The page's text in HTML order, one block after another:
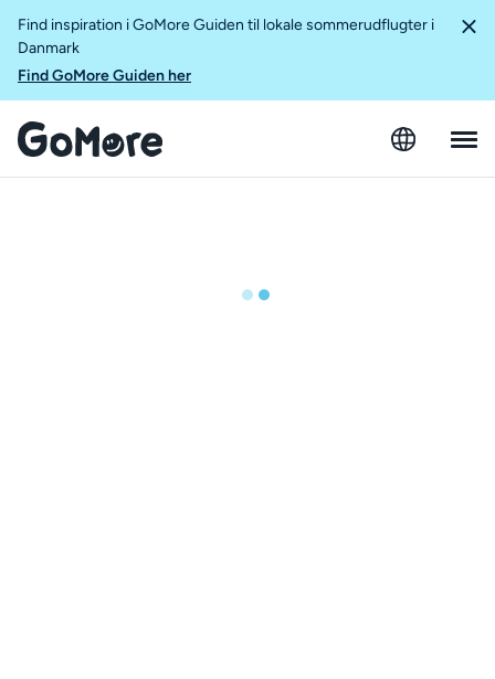
Find inspiration i GoMore Guiden til lokale sommerudflugter i
Danmark
Find GoMore Guiden her